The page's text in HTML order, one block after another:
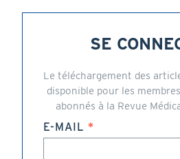
SE
Le téléchargement des
disponible pour les
abonnés à la Revue
E-MAIL